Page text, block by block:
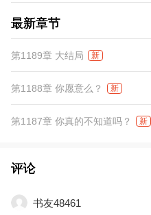
最新章节
第1189章 大结局 新
第1188章 你愿意么？ 新
第1187章 你真的不知道吗？ 新
评论
书友48461